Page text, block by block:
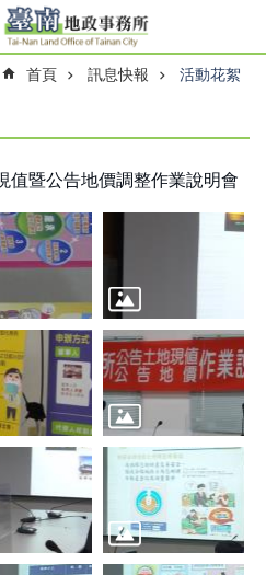
首頁 訊息快報 活動花絮
值暨公告地價調整作業說明會